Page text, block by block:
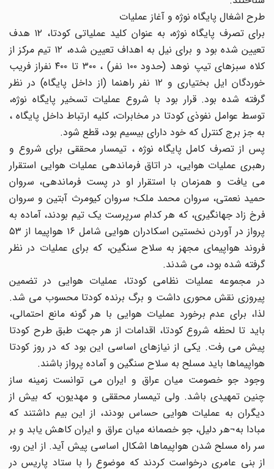
طرح اشغال پایگاه نوژه و آغاز عملیات
برای تصرف پایگاه نوژه، به عنوان کلید عملیاتی کودتا، ۱۲ هدف
تعیین شده بود و برای نیل به اهداف تعیین شده، ۱۲ تیم مرکز از
کلاه سبزهای تیپ نوهد (حدود ۱۰۰ نفر) ، ۳۰۰ تا ۴۰۰ نفراز فریب
خوردگان ایل بختیاری و ۱۲ نفر راهنما (از داخل پایگاه) در نظر
گرفته شده بود. قرار بود با شروع عملیات تسخیر پایگاه نوژه،
توسط عوامل نفوذی کودتا در مخابرات، کلیه ارتباط داخل پایگاه ،
به جز برج کنترل که خود دارای بیسیم بود، قطع شود.
پس از تصرف کامل پایگاه نوژه ، تیمسار محققی برای شروع و
رهبری عملیات هوایی، در اتاق فرماندهی عملیات هوایی استقرار
می یافت و همزمان با استقرار او در پست فرماندهی، سروان
حمید نعمتی، سروان محمد ملک؛ سروان کیومرث آبتین و سروان
فرخ زاد جهانگیری، که هر کدام سرپرست یک تیم بودند، آماده به
پرواز در آوردن نخستین اسکادران هوایی شامل ۱۶ هواپیما از ۵۳
فروند هواپیمای مجهز به سلاح سنگین، که برای عملیات در نظر
گرفته شده بود، می شدند.
در مجموعه عملیات نظامی کودتا، عملیات هوایی در تضمین
پیروزی نقش محوری داشت و برگ برنده کودتا محسوب می شد.
لذا، برای عدم برخورد عملیات هوایی با هر گونه مانع احتمالی،
باید تا لحظه شروع کودتا، اقدامات از هر جهت طبق طرح کودتا
پیش می رفت. یکی از نیازهای اساسی این بود که در روز کودتا
هواپیماها باید مسلح به سلاح سنگین و آماده پرواز باشند.
وجود جو خصومت میان عراق و ایران می توانست زمینه ساز
چنین تمهیدی باشد. ولی تیمسار محققی و مهدیون، که بیش از
دیگران به عملیات هوایی حساس بودند، از این بیم داشتند که
مبادا به¬هر دلیل، جو خصمانه میان عراق و ایران کاهش یابد و بر
سر راه مسلح شدن هواپیماها اشکال اساسی پیش آید. از این رو،
از بنی عامری درخواست کردند که موضوع را با ستاد پاریس در